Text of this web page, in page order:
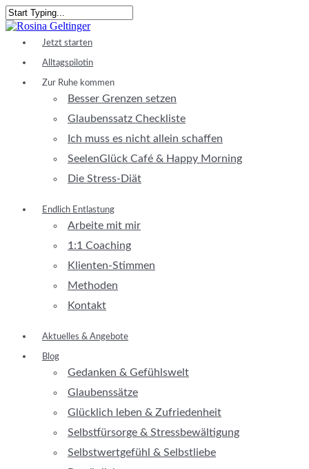
Skip
to
content
Close
Jetzt starten
Alltagspilotin
Zur Ruhe kommen
Besser Grenzen setzen
Glaubenssatz Checkliste
Ich muss es nicht allein schaffen
SeelenGlück Café & Happy Morning
Die Stress-Diät
Endlich Entlastung
Arbeite mit mir
1:1 Coaching
Klienten-Stimmen
Methoden
Kontakt
Aktuelles & Angebote
Blog
Gedanken & Gefühlswelt
Glaubenssätze
Glücklich leben & Zufriedenheit
Selbstfürsorge & Stressbewältigung
Selbstwertgefühl & Selbstliebe